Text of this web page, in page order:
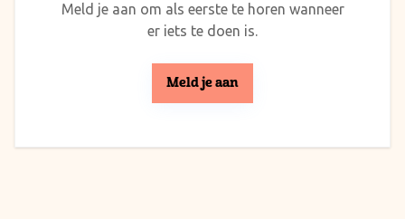
Meld je aan om als eerste te horen wanneer
er iets te doen is.
Meld je aan